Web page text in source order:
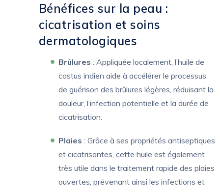
Bénéfices sur la peau :
cicatrisation et soins
dermatologiques
Brûlures : Appliquée localement, l’huile de
costus indien aide à accélérer le processus
de guérison des brûlures légères, réduisant la
douleur, l’infection potentielle et la durée de
cicatrisation.
Plaies : Grâce à ses propriétés antiseptiques
et cicatrisantes, cette huile est également
très utile dans le traitement rapide des plaies
ouvertes, prévenant ainsi les infections et